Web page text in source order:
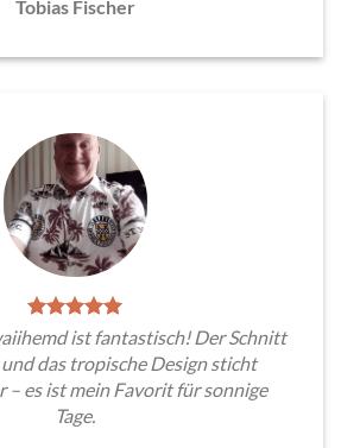
Tobias Fischer
ist fantastisch! Der Schnitt
das tropische Design sticht
– es ist mein Favorit für sonnige
Tage.